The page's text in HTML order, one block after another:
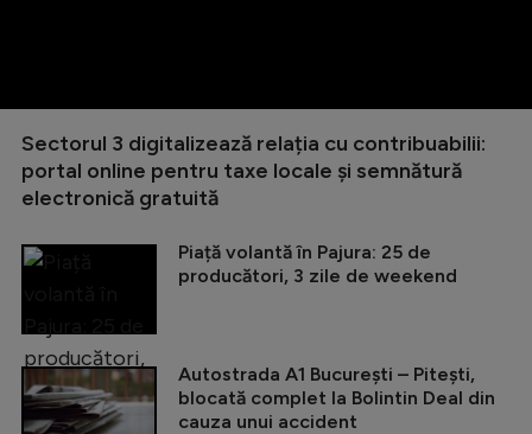
Sectorul 3 digitalizează relația cu contribuabilii:
portal online pentru taxe locale și semnătură
electronică gratuită
Piață volantă în Pajura: 25 de
producători, 3 zile de weekend
Autostrada A1 București – Pitești,
blocată complet la Bolintin Deal din
cauza unui accident